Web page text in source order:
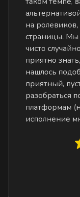
на
страницы. Мы
чисто
приятно
нашлось
приятный,
разобраться
платформам
исполнение